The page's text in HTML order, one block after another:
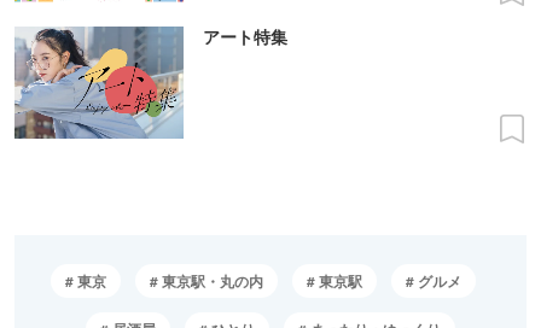
アート特集
東京 東京駅・丸の内 東京駅 グルメ